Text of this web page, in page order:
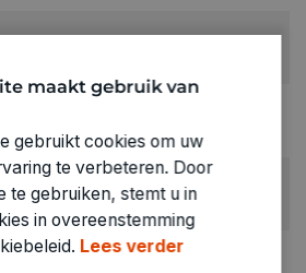
maakt gebruik van
gebruikt cookies om uw
te verbeteren. Door
te gebruiken, stemt u in
in overeenstemming
Lees verder